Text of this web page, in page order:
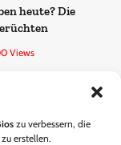
zu verbessern, die
erstellen.
heute? Die
Views